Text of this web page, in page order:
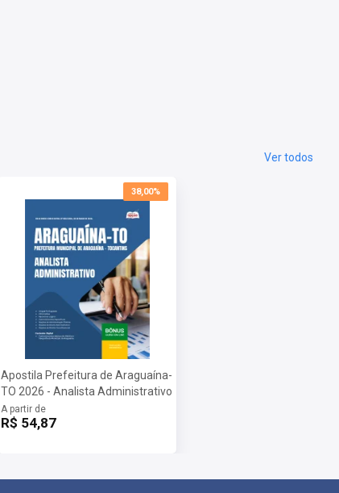
Ver todos
38,00%
Apostila Prefeitura de Araguaína-
TO 2026 - Analista Administrativo
A partir de
R$ 54,87